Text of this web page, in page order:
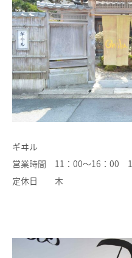
ギヰル
営業時間 11：00～16：00
定休日 木